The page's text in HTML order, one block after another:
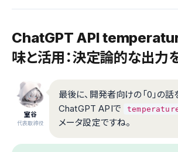
ChatGPT API
味と活用：決定論的な出力
室谷
代表取締役
最後に、開発者向けの「0」の話
ChatGPT APIで
メータ設定ですね。